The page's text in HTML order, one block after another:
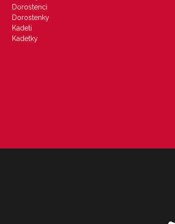
Dorostenci
Dorostenky
Kadeti
Kadetky